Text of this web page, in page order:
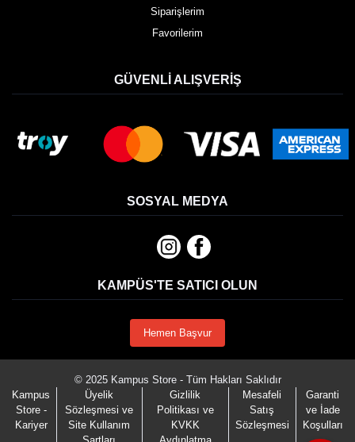
Siparişlerim
Favorilerim
GÜVENLI ALIŞVERIŞ
SOSYAL MEDYA
KAMPÜS'TE SATICI OLUN
Hemen Başvur
© 2025 Kampus Store - Tüm Hakları Saklıdır
Kampus
Store -
Kariyer
Üyelik
Sözleşmesi ve
Site Kullanım
Gizlilik
Politikası ve
KVKK
Mesafeli
Satış
Sözleşmesi
Garanti
ve İade
Koşulları